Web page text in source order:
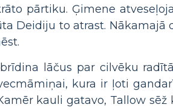
pārtiku. Ģimene
Deidiju to atrast. Nākamajā
lāčus par cilvēku
kura ir ļoti
kauli gatavo, Tallow sēž